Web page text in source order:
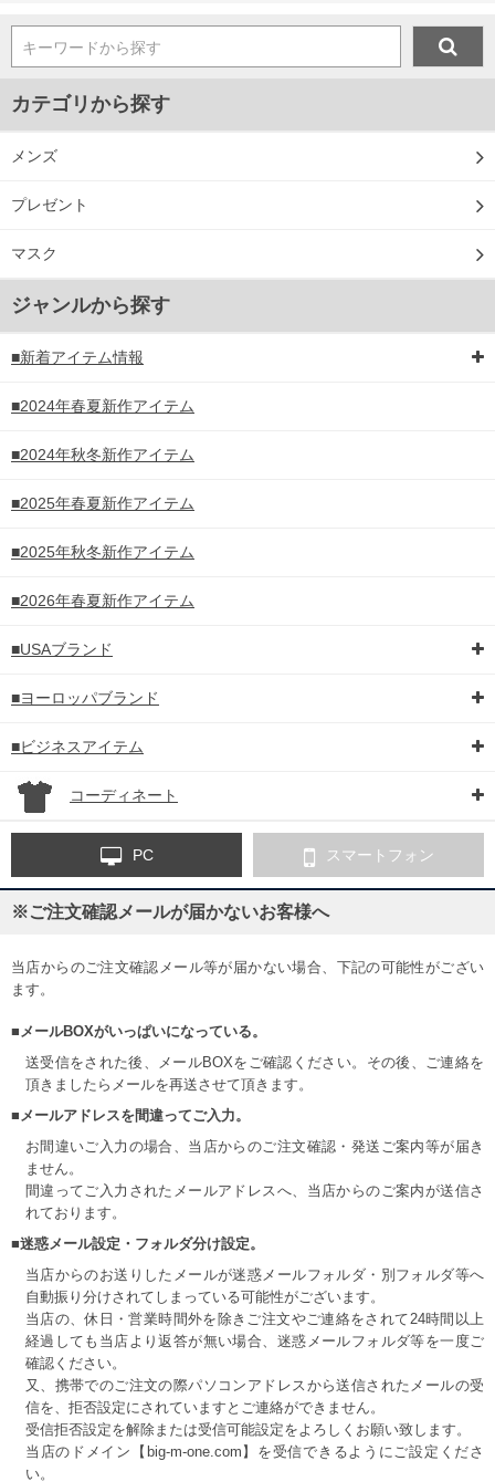
キーワードから探す
カテゴリから探す
メンズ
プレゼント
マスク
ジャンルから探す
■新着アイテム情報
■2024年春夏新作アイテム
■2024年秋冬新作アイテム
■2025年春夏新作アイテム
■2025年秋冬新作アイテム
■2026年春夏新作アイテム
■USAブランド
■ヨーロッパブランド
■ビジネスアイテム
コーディネート
PC スマートフォン
※ご注文確認メールが届かないお客様へ
当店からのご注文確認メール等が届かない場合、下記の可能性がござい
ます。
■メールBOXがいっぱいになっている。
送受信をされた後、メールBOXをご確認ください。その後、ご連絡を
頂きましたらメールを再送させて頂きます。
■メールアドレスを間違ってご入力。
お間違いご入力の場合、当店からのご注文確認・発送ご案内等が届き
ません。
間違ってご入力されたメールアドレスへ、当店からのご案内が送信さ
れております。
■迷惑メール設定・フォルダ分け設定。
当店からのお送りしたメールが迷惑メールフォルダ・別フォルダ等へ
自動振り分けされてしまっている可能性がございます。
当店の、休日・営業時間外を除きご注文やご連絡をされて24時間以上
経過しても当店より返答が無い場合、迷惑メールフォルダ等を一度ご
確認ください。
又、携帯でのご注文の際パソコンアドレスから送信されたメールの受
信を、拒否設定にされていますとご連絡ができません。
受信拒否設定を解除または受信可能設定をよろしくお願い致します。
当店のドメイン【big-m-one.com】を受信できるようにご設定くださ
い。